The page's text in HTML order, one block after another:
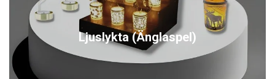
Ljuslykta (Änglaspel)